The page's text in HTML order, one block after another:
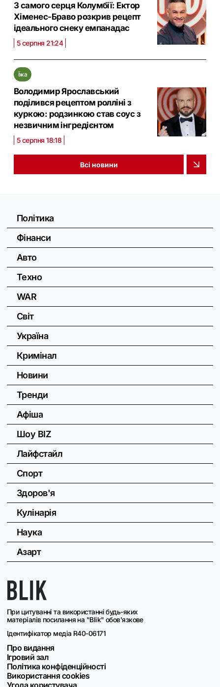
З самого серця Колумбії: Ектор
Хіменес-Браво розкрив рецепт
ідеального снеку емпанадас
5 серпня 21:24
Їжа
Володимир Ярославський
поділився рецептом ролліні з
куркою: родзинкою став соус з
незвичним інгредієнтом
5 серпня 18:18
Всі новини
При цитуванні та використанні будь-яких
матеріалів посилання на "Blik" обов'язкове
Ідентифікатор медіа R40-06171
Про видання
Ігровий зал
Політика конфіденційності
Використання cookies
Політика
Фінанси
Авто
Техно
WAR
Світ
Україна
Кримінал
Новини
Тренди
Афіша
Шоу BIZ
Лайфстайл
Спорт
Здоров'я
Кулінарія
Наука
Азарт